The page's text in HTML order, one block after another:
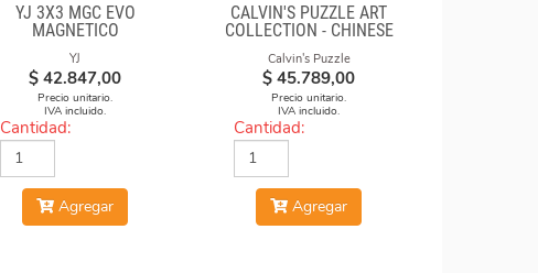
YJ 3X3 MGC EVO
MAGNETICO
YJ
$ 42.847,00
Precio unitario.
IVA incluido.
Cantidad:
Agregar
CALVIN'S PUZZLE ART
COLLECTION - CHINESE
OPERA FACE-OFF CUBE
(RED & BLUE MASKS)
Calvin's Puzzle
$ 45.789,00
Precio unitario.
IVA incluido.
Cantidad:
Agregar